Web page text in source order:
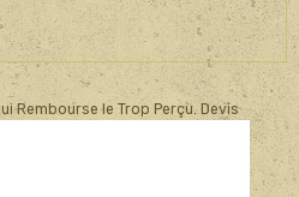
Rembourse le Trop Perçu. Devis